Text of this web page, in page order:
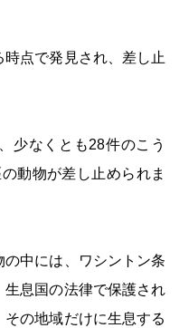
時点で発見され、差し止
少なくとも28件のこう
動物が差し止められま
中には、ワシントン条
息国の法律で保護され
の地域だけに生息する